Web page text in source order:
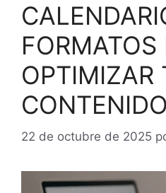
FORMATOS
OPTIMIZAR
22 de octubre de 2025